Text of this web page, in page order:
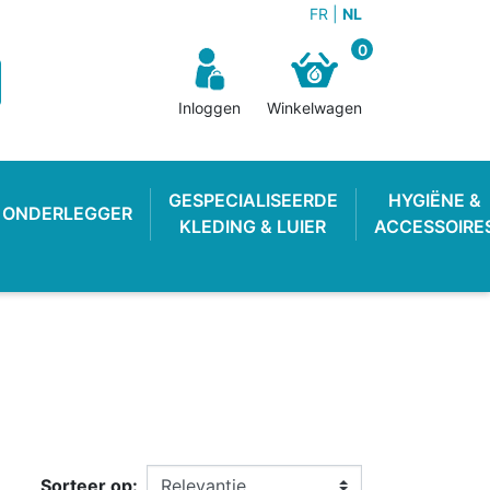
FR NL
Inloggen
0
Winkelwagen
ONDERLEGGER
GESPECIALISEERDE
KLEDING & LUIER
LUIER
ZWEMLUIER
HYGIËNE &
LUIEREMMER
BROEKJE
OEFENBROEKJE
Sorteer op: